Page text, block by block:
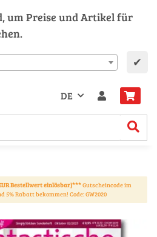
um Preise und Artikel für
✔
DE
Bestellwert einlösbar)***Gutscheincode im
5% Rabatt bekommen! Code: GW2020